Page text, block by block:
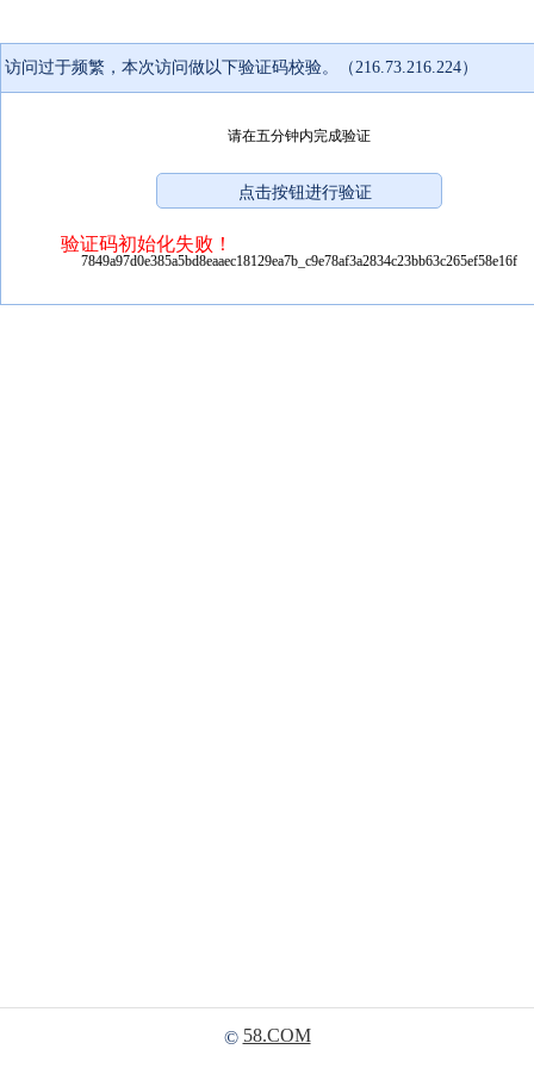
访问过于频繁，本次访问做以下验证码校验。（216.73.216.224）
请在五分钟内完成验证
验证码初始化失败！
7849a97d0e385a5bd8eaaec18129ea7b_c9e78af3a2834c23bb63c265ef58e16f
© 58.COM